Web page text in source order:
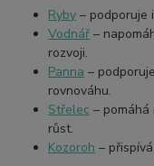
Ryby – podporuje
Vodnář –
rozvoji.
Panna –
rovnováhu.
Střelec –
růst.
Kozoroh –